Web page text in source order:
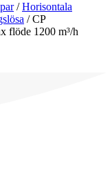
/Horisontala
/CP
flöde 1200 m³/h